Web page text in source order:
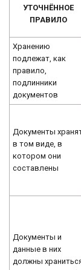
УТОЧНЁННОЕ
ПРАВИЛО
Хранению
подлежат, как
правило,
подлинники
документов
Документы
в том виде, в
котором они
составлены
Документы и
данные в них
должны